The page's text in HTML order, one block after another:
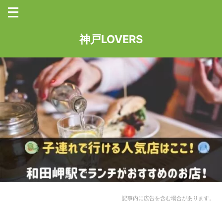
神戸LOVERS
記事内に広告を含む場合があります。